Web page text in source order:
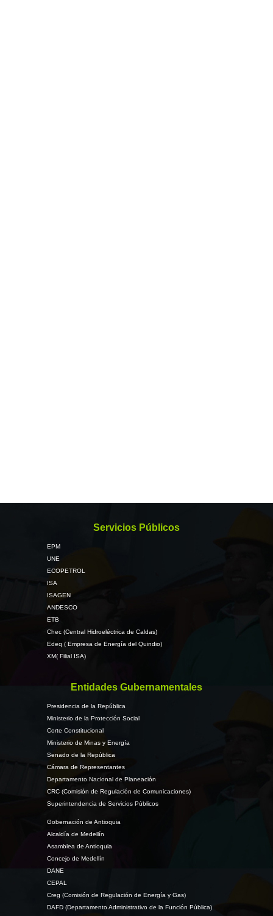
Servicios Públicos
EPM
UNE
ECOPETROL
ISA
ISAGEN
ANDESCO
ETB
Chec (Central Hidroeléctrica de Caldas)
Edeq ( Empresa de Energía del Quindio)
XM( Filial ISA)
Entidades Gubernamentales
Presidencia de la República
Ministerio de la Protección Social
Corte Constitucional
Ministerio de Minas y Energía
Senado de la República
Cámara de Representantes
Departamento Nacional de Planeación
CRC (Comisión de Regulación de Comunicaciones)
Superintendencia de Servicios Públicos
Gobernación de Antioquia
Alcaldía de Medellín
Asamblea de Antioquia
Concejo de Medellín
DANE
CEPAL
Creg (Comisión de Regulación de Energía y Gas)
DAFD (Departamento Administrativo de la Función Pública)